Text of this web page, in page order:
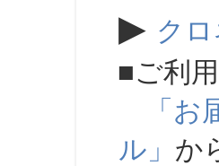
▶ ク
■ご利
「
ル」 か